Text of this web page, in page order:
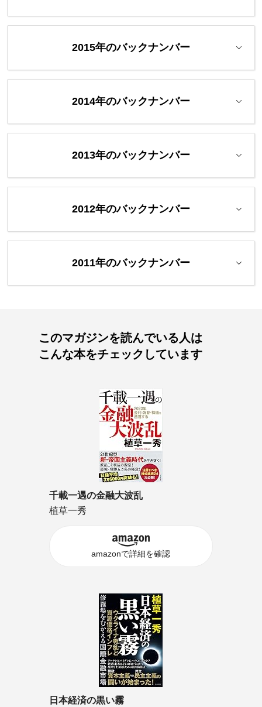
2015年のバックナンバー
2014年のバックナンバー
2013年のバックナンバー
2012年のバックナンバー
2011年のバックナンバー
このマガジンを読んでいる人は
こんな本をチェックしています
千載一遇の金融大波乱
植草一秀
amazonで詳細を確認
日本経済の黒い霧